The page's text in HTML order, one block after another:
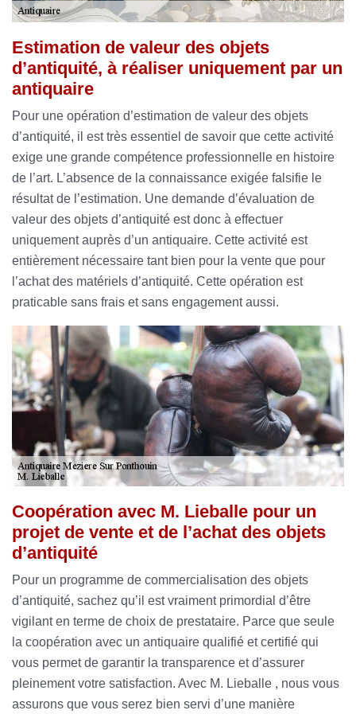
Estimation de valeur des objets
d’antiquité, à réaliser uniquement par un
antiquaire
Pour une opération d’estimation de valeur des objets
d’antiquité, il est très essentiel de savoir que cette activité
exige une grande compétence professionnelle en histoire
de l’art. L’absence de la connaissance exigée falsifie le
résultat de l’estimation. Une demande d’évaluation de
valeur des objets d’antiquité est donc à effectuer
uniquement auprès d’un antiquaire. Cette activité est
entièrement nécessaire tant bien pour la vente que pour
l’achat des matériels d’antiquité. Cette opération est
praticable sans frais et sans engagement aussi.
Coopération avec M. Lieballe pour un
projet de vente et de l’achat des objets
d’antiquité
Pour un programme de commercialisation des objets
d’antiquité, sachez qu’il est vraiment primordial d’être
vigilant en terme de choix de prestataire. Parce que seule
la coopération avec un antiquaire qualifié et certifié qui
vous permet de garantir la transparence et d’assurer
pleinement votre satisfaction. Avec M. Lieballe , nous vous
assurons que vous serez bien servi d’une manière